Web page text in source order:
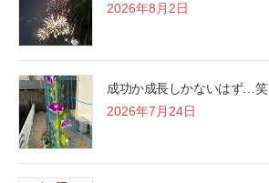
2026年8月2日
成功か成長しかないはず…笑
2026年7月24日